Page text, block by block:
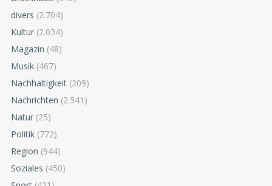
divers (2.704)
Kultur (2.034)
Magazin (48)
Musik (467)
Nachhaltigkeit (209)
Nachrichten (2.541)
Natur (25)
Politik (772)
Region (944)
Soziales (450)